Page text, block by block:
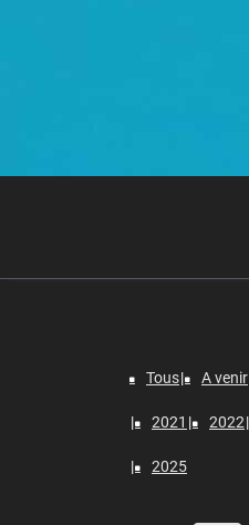
Tous A venir
2021 2022
2025